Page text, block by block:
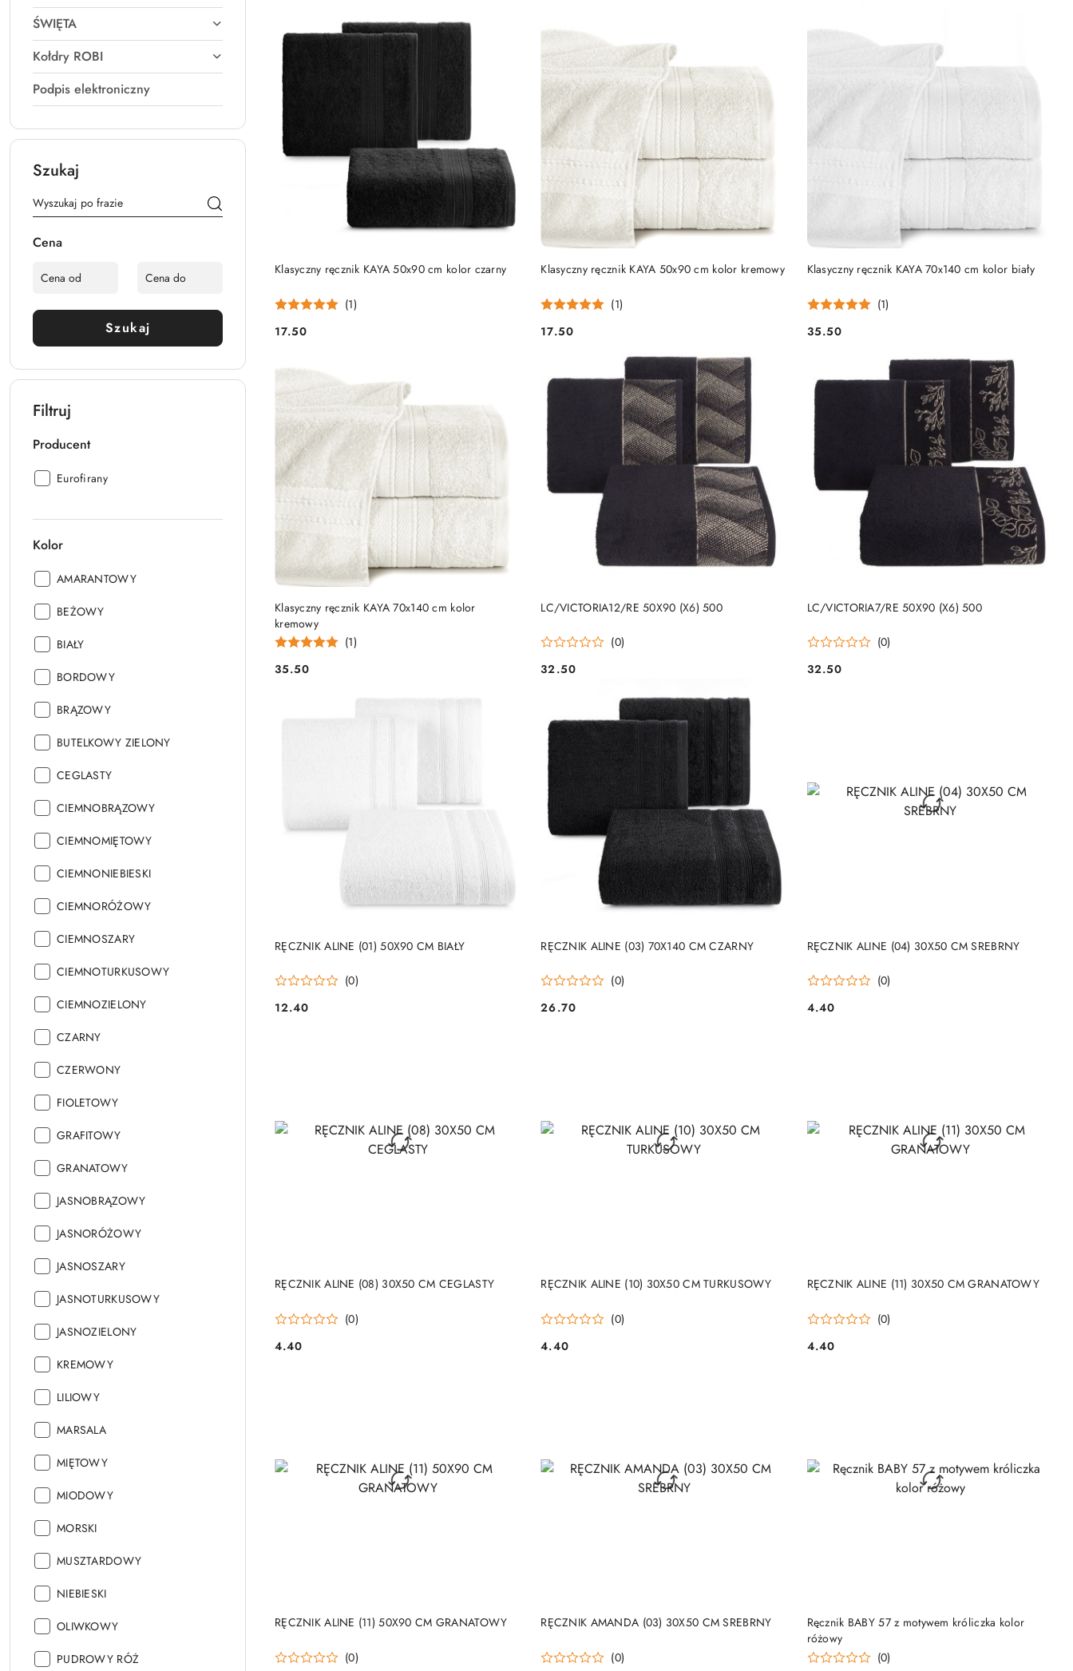
ŚWIĘTA
Kołdry ROBI
Podpis elektroniczny
Szukaj
Cena
Szukaj
Filtruj
Producent
Producent:
Eurofirany
Kolor
Kolor:
AMARANTOWY
Kolor:
BEŻOWY
Kolor:
BIAŁY
Kolor:
BORDOWY
Kolor:
BRĄZOWY
Kolor:
BUTELKOWY ZIELONY
Kolor:
CEGLASTY
Kolor:
CIEMNOBRĄZOWY
Kolor:
CIEMNOMIĘTOWY
Kolor:
CIEMNONIEBIESKI
Kolor:
CIEMNORÓŻOWY
Kolor:
CIEMNOSZARY
Kolor:
CIEMNOTURKUSOWY
Kolor:
CIEMNOZIELONY
Kolor:
CZARNY
Kolor:
CZERWONY
Kolor:
FIOLETOWY
Kolor:
GRAFITOWY
Kolor:
GRANATOWY
Kolor:
JASNOBRĄZOWY
Kolor:
JASNORÓŻOWY
Kolor:
JASNOSZARY
Kolor:
JASNOTURKUSOWY
Kolor:
JASNOZIELONY
Kolor:
KREMOWY
Kolor:
LILIOWY
Kolor:
MARSALA
Kolor:
MIĘTOWY
Kolor:
MIODOWY
Kolor:
MORSKI
Kolor:
MUSZTARDOWY
Kolor:
NIEBIESKI
Kolor:
OLIWKOWY
Kolor:
PUDROWY RÓŻ
Klasyczny ręcznik KAYA 50x90 cm kolor czarny
(1)
Cena:
17.50
DO KOSZYKA Klasyczny ręcznik KAYA 50x90 cm kolor kremowy
(1)
Cena:
17.50
DO KOSZYKA Klasyczny ręcznik KAYA 70x140 cm kolor biały
(1)
Cena:
35.50
DO KOSZYKA
Klasyczny ręcznik KAYA 70x140 cm kolor
kremowy
(1)
Cena:
35.50
DO KOSZYKA LC/VICTORIA12/RE 50X90 (X6) 500
(0)
Cena:
32.50
DO KOSZYKA LC/VICTORIA7/RE 50X90 (X6) 500
(0)
Cena:
32.50
DO KOSZYKA
RĘCZNIK ALINE (01) 50X90 CM BIAŁY
(0)
Cena:
12.40
DO KOSZYKA RĘCZNIK ALINE (03) 70X140 CM CZARNY
(0)
Cena:
26.70
DO KOSZYKA RĘCZNIK ALINE (04) 30X50 CM SREBRNY
(0)
Cena:
4.40
DO KOSZYKA
RĘCZNIK ALINE (08) 30X50 CM CEGLASTY
(0)
Cena:
4.40
DO KOSZYKA RĘCZNIK ALINE (10) 30X50 CM TURKUSOWY
(0)
Cena:
4.40
DO KOSZYKA RĘCZNIK ALINE (11) 30X50 CM GRANATOWY
(0)
Cena:
4.40
DO KOSZYKA
RĘCZNIK ALINE (11) 50X90 CM GRANATOWY
(0)
DO KOSZYKA RĘCZNIK AMANDA (03) 30X50 CM SREBRNY
(0)
DO KOSZYKA
Ręcznik BABY 57 z motywem króliczka kolor
różowy
(0)
DO KOSZYKA